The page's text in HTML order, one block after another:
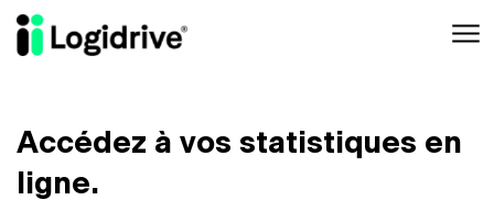
Aller au contenu principal
Accédez à vos statistiques en
ligne.